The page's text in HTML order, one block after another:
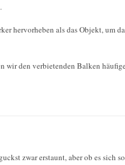
hervorheben als das Objekt, um
wir den verbietenden Balken
zwar erstaunt, aber ob es sich